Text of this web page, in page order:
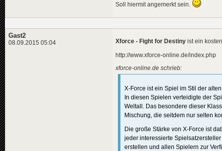
Soll hiermit angemerkt sein.
Gast2
08.09.2015 05:04 Xforce - Fight for Destiny ist ein
http://www.xforce-online.de/index.php
xforce-online.de schrieb:
X-Force ist ein Spiel im Stil der
In diesen Spielen verteidigte der
Weltall. Das besondere dieser
Mischung, die seitdem nur selten
Die große Stärke von X-Force ist
jeder interessierte
erstellen und allen Spielern zur